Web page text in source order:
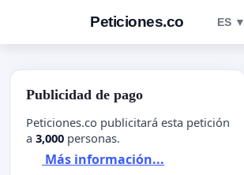
Peticiones.co ES ▼
Publicidad de pago
Peticiones.co publicitará esta petición
a 3,000 personas.
Más información...